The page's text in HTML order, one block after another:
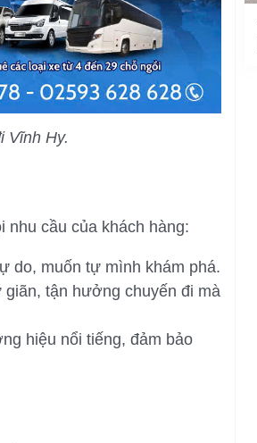
Vĩnh Hy.
nhu cầu của khách hàng:
do, muốn tự mình khám phá.
tận hưởng chuyến đi mà
hiệu nổi tiếng, đảm bảo